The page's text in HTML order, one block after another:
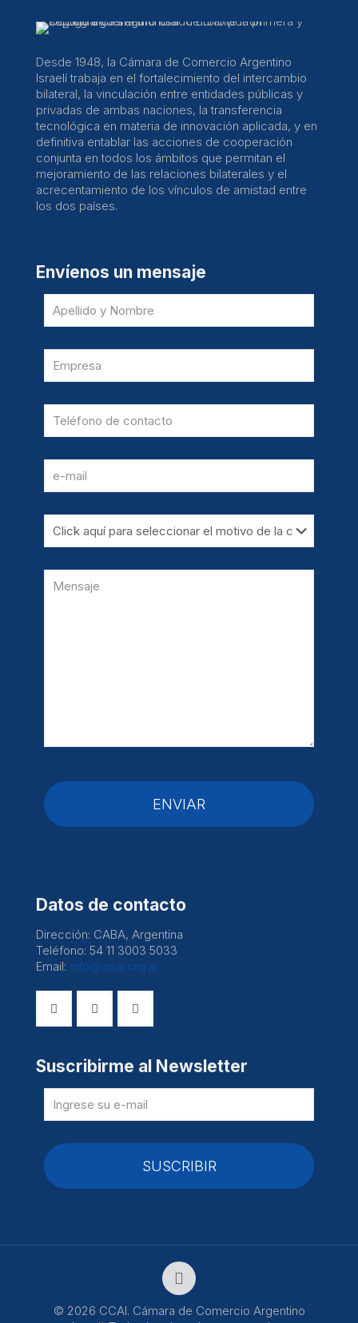
Desde 1948, la Cámara de Comercio Argentino
Israelí trabaja en el fortalecimiento del intercambio
bilateral, la vinculación entre entidades públicas y
privadas de ambas naciones, la transferencia
tecnológica en materia de innovación aplicada, y en
definitiva entablar las acciones de cooperación
conjunta en todos los ámbitos que permitan el
mejoramiento de las relaciones bilaterales y el
acrecentamiento de los vínculos de amistad entre
los dos países.
Envíenos un mensaje
Datos de contacto
Dirección: CABA, Argentina
Teléfono: 54 11 3003 5033
Email: info@ccai.org.ar
Suscribirme al Newsletter
© 2026 CCAI. Cámara de Comercio Argentino